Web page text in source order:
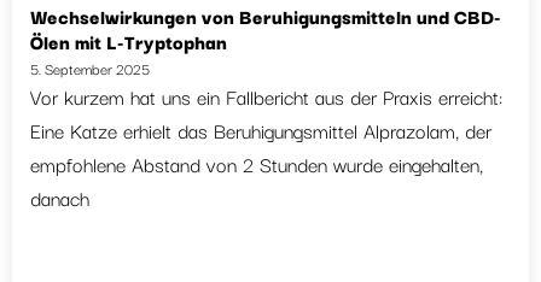
Wechselwirkungen von Beruhigungsmitteln und CBD-
Ölen mit L-Tryptophan
5. September 2025
Vor kurzem hat uns ein Fallbericht aus der Praxis erreicht:
Eine Katze erhielt das Beruhigungsmittel Alprazolam, der
empfohlene Abstand von 2 Stunden wurde eingehalten,
danach